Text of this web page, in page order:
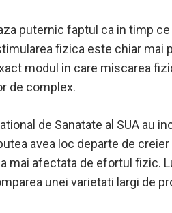
puternic faptul ca in timp
fizica este chiar mai
modul in care miscarea
de complex.
de Sanatate al SUA au
avea loc departe de
mai afectata de efortul fizic.
unei varietati largi de